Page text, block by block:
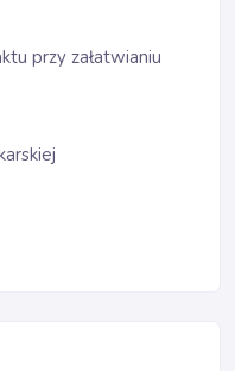
przy załatwianiu